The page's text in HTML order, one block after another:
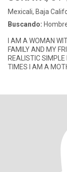
Mexicali, Baja
Buscando:
I AM A WOMAN
FAMILY AND MY
REALISTIC SIMPLE
TIMES I AM A